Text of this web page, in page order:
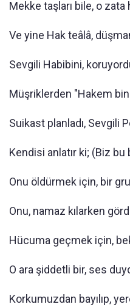
Mekke taşları bile, o zata
Ve yine Hak teâlâ,
Sevgili Habibini,
Müşriklerden "Hakem
Suikast planladı, Sevgili
Kendisi anlatır ki; (Biz bu
Onu öldürmek için, bir
Onu, namaz kılarken
Hücuma geçmek için,
O ara şiddetli bir, ses
Korkumuzdan bayılıp,